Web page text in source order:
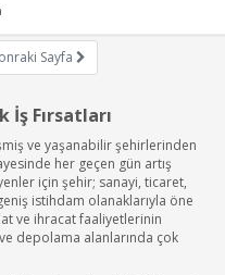
Sayfa
İş Fırsatları
ve yaşanabilir şehirlerinden
her geçen gün artış
için şehir; sanayi, ticaret,
istihdam olanaklarıyla öne
ve ihracat faaliyetlerinin
depolama alanlarında çok